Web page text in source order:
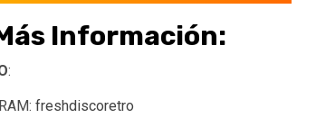
Información:
:
freshdiscoretro